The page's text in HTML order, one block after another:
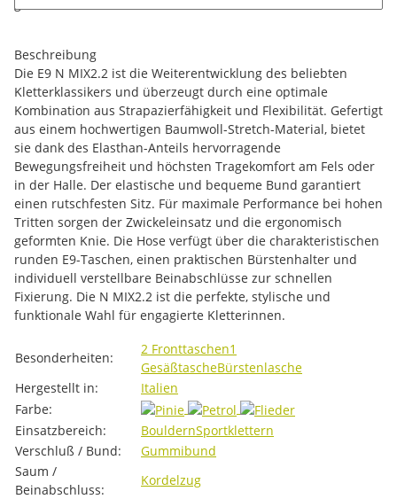
Beschreibung
Die E9 N MIX2.2 ist die Weiterentwicklung des beliebten
Kletterklassikers und überzeugt durch eine optimale
Kombination aus Strapazierfähigkeit und Flexibilität. Gefertigt
aus einem hochwertigen Baumwoll-Stretch-Material, bietet
sie dank des Elasthan-Anteils hervorragende
Bewegungsfreiheit und höchsten Tragekomfort am Fels oder
in der Halle. Der elastische und bequeme Bund garantiert
einen rutschfesten Sitz. Für maximale Performance bei hohen
Tritten sorgen der Zwickeleinsatz und die ergonomisch
geformten Knie. Die Hose verfügt über die charakteristischen
runden E9-Taschen, einen praktischen Bürstenhalter und
individuell verstellbare Beinabschlüsse zur schnellen
Fixierung. Die N MIX2.2 ist die perfekte, stylische und
funktionale Wahl für engagierte Kletterinnen.
Besonderheiten:
2 Fronttaschen1
GesäßtascheBürstenlasche
Hergestellt in:
Italien
Farbe:
Einsatzbereich:
BouldernSportklettern
Verschluß / Bund:
Gummibund
Saum /
Beinabschluss:
Kordelzug